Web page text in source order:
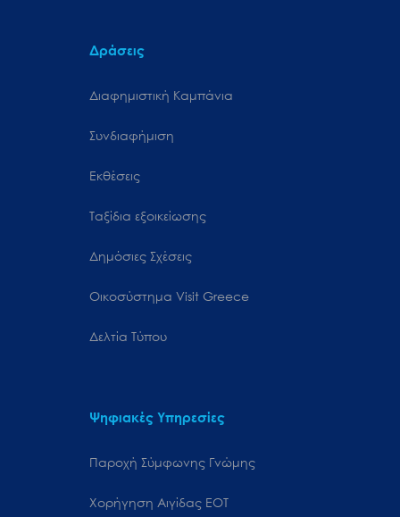
Δράσεις
Διαφημιστική Καμπάνια
Συνδιαφήμιση
Εκθέσεις
Ταξίδια εξοικείωσης
Δημόσιες Σχέσεις
Oικοσύστημα Visit Greece
Δελτία Τύπου
Ψηφιακές Υπηρεσίες
Παροχή Σύμφωνης Γνώμης
Χορήγηση Αιγίδας ΕΟΤ